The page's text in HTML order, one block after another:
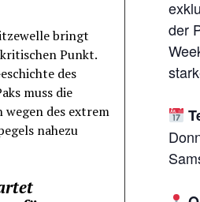
bringt
Punkt.
des
muss die
des extrem
nahezu
der